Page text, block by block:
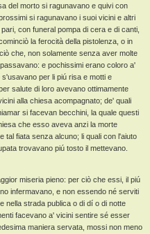
del morto si ragunavano e quivi con
si ragunavano i suoi vicini e altri
con funeral pompa di cera e di canti,
la ferocità della pistolenza, o in
che, non solamente senza aver molte
e pochissimi erano coloro a'
per li piú risa e motti e
salute di loro avevano ottimamente
alla chiesa acompagnato; de' quali
si facevan becchini, la quale questi
che esso aveva anzi la morte
tal fiata senza alcuno; li quali con l'aiuto
trovavano piú tosto il mettevano.
miseria pieno: per ciò che essi, il piú
infermavano, e non essendo né serviti
nella strada publica o di dí o di notte
facevano a' vicini sentire sé esser
maniera servata, mossi non meno